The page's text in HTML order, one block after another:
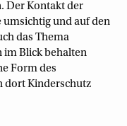
Der Kontakt der
und auf den
das Thema
im Blick behalten
Form des
dort Kinderschutz